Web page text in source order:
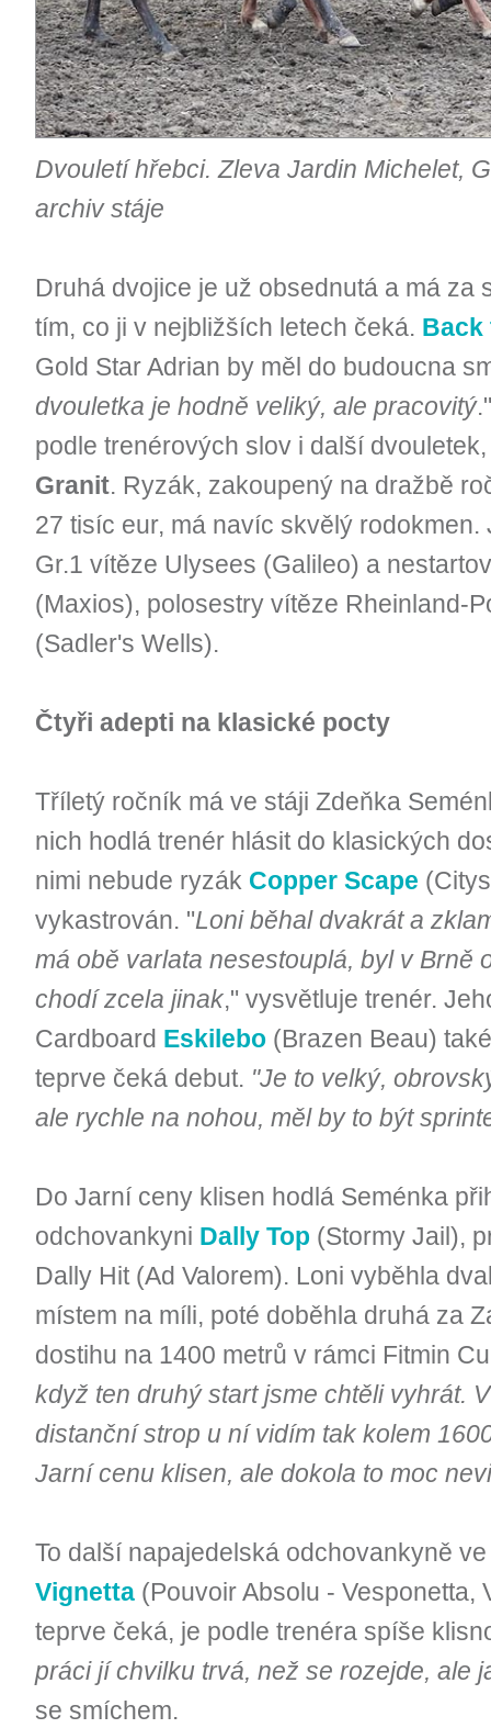
Dvouletí hřebci. Zleva Jardin Michelet,
archiv stáje
Druhá dvojice je už obsednutá a má za
tím, co ji v nejbližších letech čeká. Back
Gold Star Adrian by měl do budoucna
dvouletka je hodně veliký, ale pracovitý
podle trenérových slov i další
Granit. Ryzák, zakoupený na dražbě
27 tisíc eur, má navíc skvělý
Gr.1 vítěze Ulysees (Galileo) a
(Maxios), polosestry vítěze Rheinland-
(Sadler's Wells).
Čtyři adepti na klasické pocty
Tříletý ročník má ve stáji Zdeňka
nich hodlá trenér hlásit do klasických
nimi nebude ryzák Copper Scape
vykastrován. "Loni běhal dvakrát a
má obě varlata nesestouplá, byl v Brně
chodí zcela jinak," vysvětluje trenér.
Cardboard Eskilebo (Brazen Beau)
teprve čeká debut. "Je to velký,
ale rychle na nohou, měl by to být
Do Jarní ceny klisen hodlá Seménka
odchovankyni Dally Top (Stormy Jail),
Dally Hit (Ad Valorem). Loni vyběhla
místem na míli, poté doběhla druhá za
dostihu na 1400 metrů v rámci Fitmin
když ten druhý start jsme chtěli vyhrát.
distanční strop u ní vidím tak kolem
Jarní cenu klisen, ale dokola to moc
To další napajedelská odchovankyně
Vignetta (Pouvoir Absolu - Vesponetta,
teprve čeká, je podle trenéra spíše
práci jí chvilku trvá, než se rozejde, ale
se smíchem.